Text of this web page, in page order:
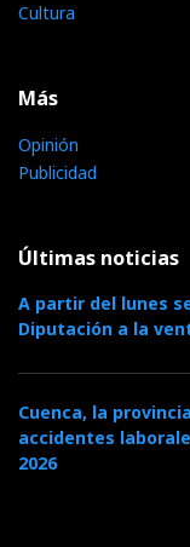
Cultura
Más
Opinión
Publicidad
Últimas noticias
A partir del lunes
Diputación a la
Cuenca, la
accidentes
2026